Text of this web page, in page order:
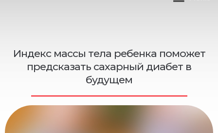
Индекс массы тела ребенка поможет
предсказать сахарный диабет в
будущем